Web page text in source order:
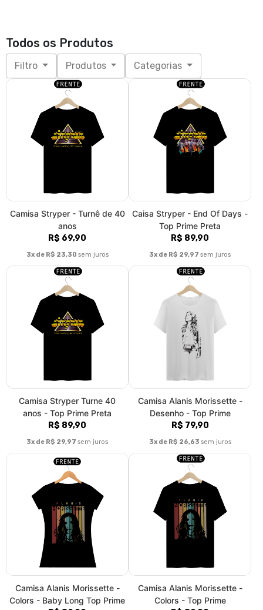
Todos os Produtos
Filtro Produtos Categorias
Camisa Stryper - Turnê de 40
anos
R$ 69,90
3x de R$ 23,30 sem juros
Caisa Stryper - End Of Days -
Top Prime Preta
R$ 89,90
3x de R$ 29,97 sem juros
Camisa Stryper Turne 40
anos - Top Prime Preta
R$ 89,90
3x de R$ 29,97 sem juros
Camisa Alanis Morissette -
Desenho - Top Prime
R$ 79,90
3x de R$ 26,63 sem juros
Camisa Alanis Morissette -
Colors - Baby Long Top Prime
Camisa Alanis Morissette -
Colors - Top Prime